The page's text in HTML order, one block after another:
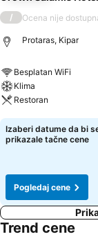
/ Ocena nije
Protaras, Kipar
Besplatan WiFi
Klima
Restoran
Pogledaj cene
Izaberi datume da bi
prikazale tačne cene
Pogledaj cene
Trend cene